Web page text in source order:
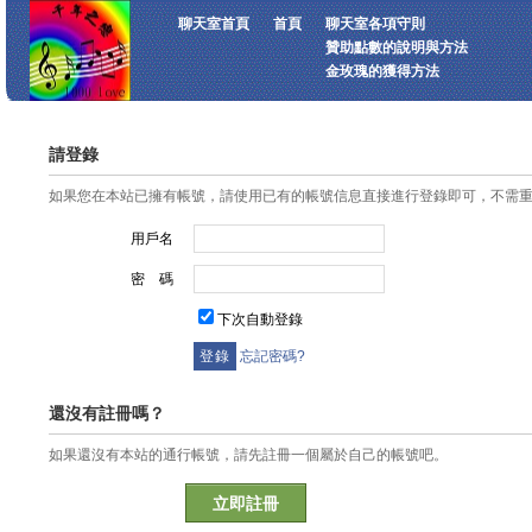
聊天室首頁 首頁
聊天室各項守則
贊助點數的說明與方法
金玫瑰的獲得方法
請登錄
如果您在本站已擁有帳號，請使用已有的帳號信息直接進行登錄即可，不需
用戶名
密 碼
下次自動登錄
忘記密碼?
還沒有註冊嗎？
如果還沒有本站的通行帳號，請先註冊一個屬於自己的帳號吧。
立即註冊